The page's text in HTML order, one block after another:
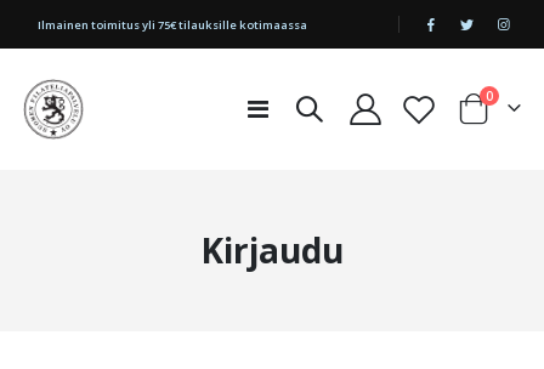
|
Ilmainen toimitus yli 75€ tilauksille kotimaassa
Toggle
Cart
0tuotetta
Kirjaudu